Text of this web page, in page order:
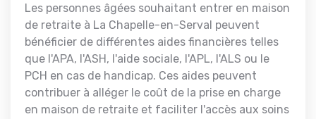
Les personnes âgées souhaitant entrer en maison
de retraite à La Chapelle-en-Serval peuvent
bénéficier de différentes aides financières telles
que l'APA, l'ASH, l'aide sociale, l'APL, l'ALS ou le
PCH en cas de handicap. Ces aides peuvent
contribuer à alléger le coût de la prise en charge
en maison de retraite et faciliter l'accès aux soins